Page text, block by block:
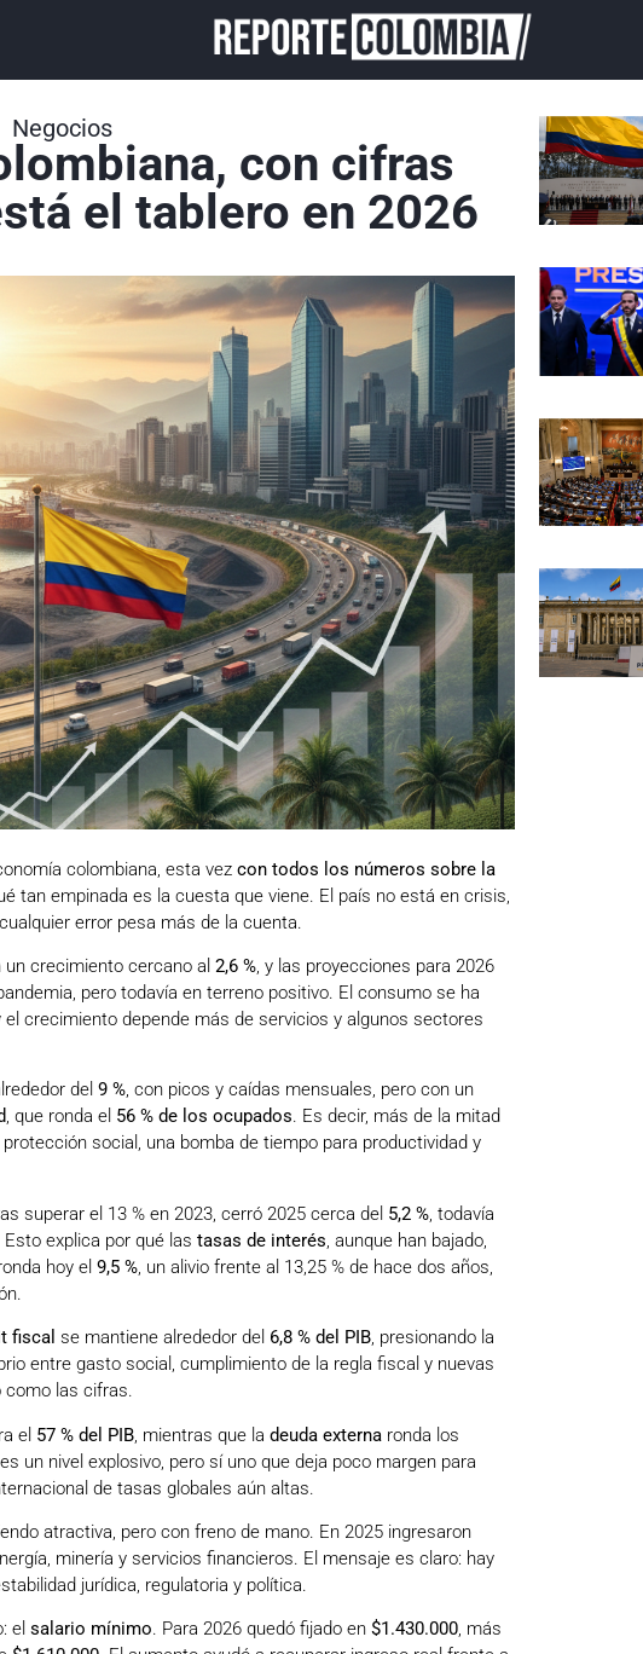
Negocios
con cifras
el tablero en 2026
colombiana, esta vez con todos los números sobre la
tan empinada es la cuesta que viene. El país no está en crisis,
error pesa más de la cuenta.
crecimiento cercano al 2,6 %, y las proyecciones para 2026
pero todavía en terreno positivo. El consumo se ha
crecimiento depende más de servicios y algunos sectores
del 9 %, con picos y caídas mensuales, pero con un
, que ronda el 56 % de los ocupados. Es decir, más de la mitad
social, una bomba de tiempo para productividad y
superar el 13 % en 2023, cerró 2025 cerca del 5,2 %, todavía
Esto explica por qué las tasas de interés, aunque han bajado,
hoy el 9,5 %, un alivio frente al 13,25 % de hace dos años,
fiscal se mantiene alrededor del 6,8 % del PIB, presionando la
entre gasto social, cumplimiento de la regla fiscal y nuevas
como las cifras.
el 57 % del PIB, mientras que la deuda externa ronda los
un nivel explosivo, pero sí uno que deja poco margen para
de tasas globales aún altas.
atractiva, pero con freno de mano. En 2025 ingresaron
minería y servicios financieros. El mensaje es claro: hay
jurídica, regulatoria y política.
el salario mínimo. Para 2026 quedó fijado en $1.430.000, más